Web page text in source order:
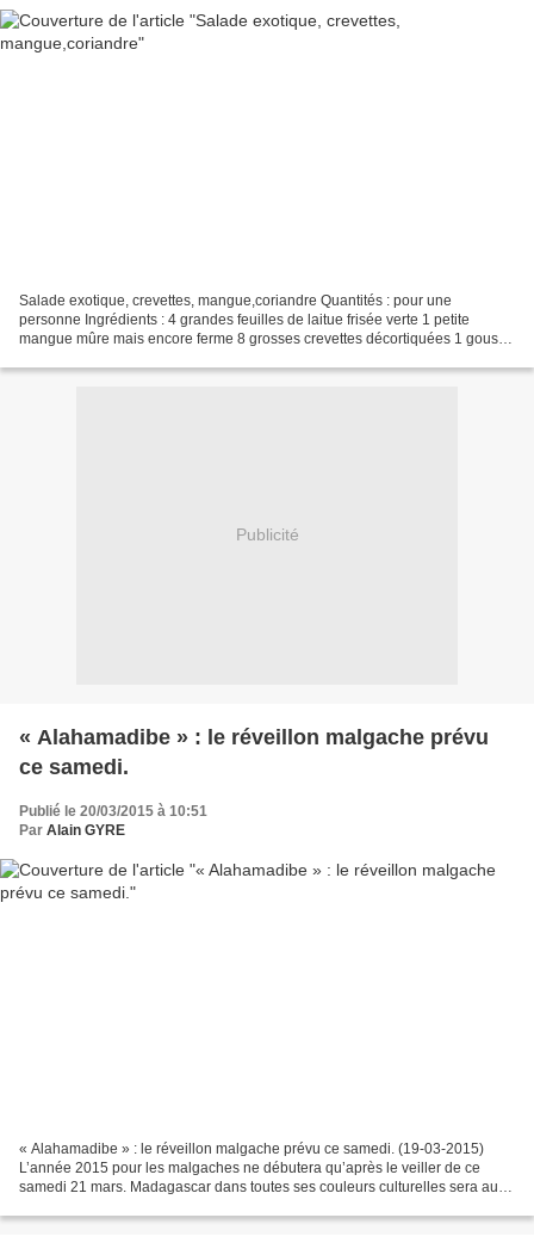
Salade exotique, crevettes, mangue,coriandre Quantités : pour une
personne Ingrédients : 4 grandes feuilles de laitue frisée verte 1 petite
mangue mûre mais encore ferme 8 grosses crevettes décortiquées 1 gousse
Publicité
« Alahamadibe » : le réveillon malgache prévu
ce samedi.
Publié le 20/03/2015 à 10:51
Par Alain GYRE
« Alahamadibe » : le réveillon malgache prévu ce samedi. (19-03-2015)
L’année 2015 pour les malgaches ne débutera qu’après le veiller de ce
samedi 21 mars. Madagascar dans toutes ses couleurs culturelles sera au